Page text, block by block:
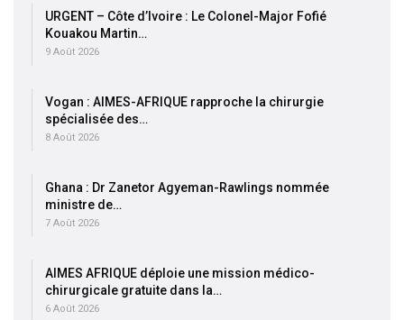
URGENT – Côte d’Ivoire : Le Colonel-Major Fofié
Kouakou Martin…
9 Août 2026
Vogan : AIMES-AFRIQUE rapproche la chirurgie
spécialisée des…
8 Août 2026
Ghana : Dr Zanetor Agyeman-Rawlings nommée
ministre de…
7 Août 2026
AIMES AFRIQUE déploie une mission médico-
chirurgicale gratuite dans la…
6 Août 2026